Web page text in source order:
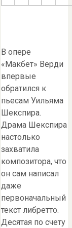
В опере
«Макбет» Верди
впервые
обратился к
пьесам Уильяма
Шекспира.
Драма Шекспира
настолько
захватила
композитора, что
он сам написал
даже
первоначальный
текст либретто.
Десятая по счету